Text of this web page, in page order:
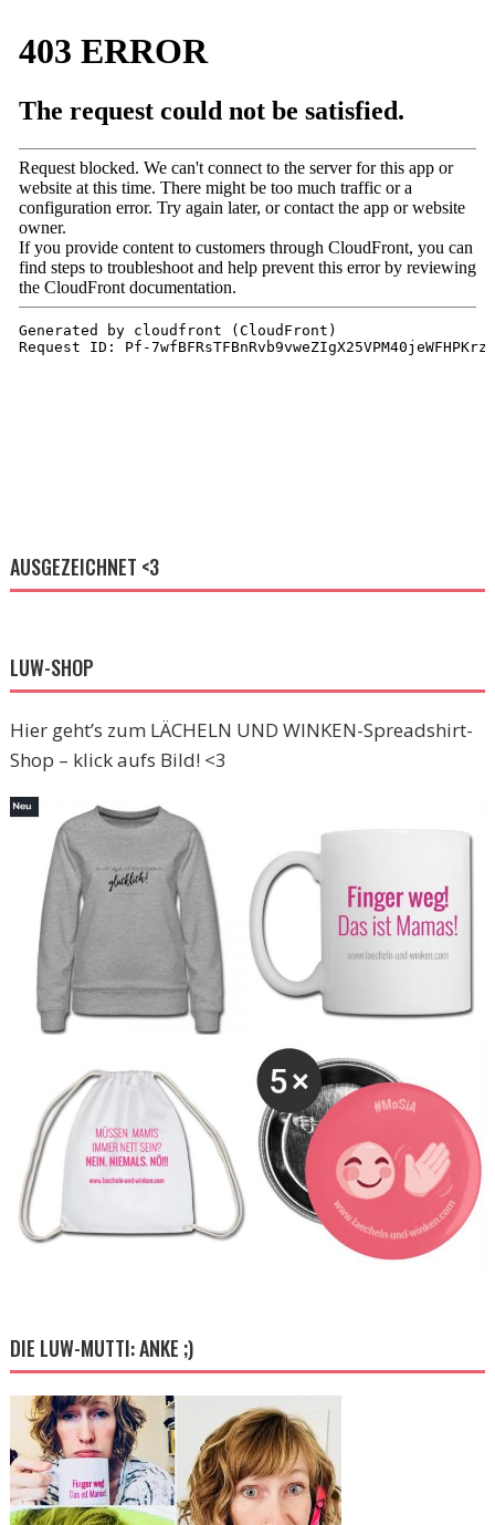
AUSGEZEICHNET <3
LUW-SHOP
Hier geht’s zum LÄCHELN UND WINKEN-Spreadshirt-
Shop – klick aufs Bild! <3
DIE LUW-MUTTI: ANKE ;)